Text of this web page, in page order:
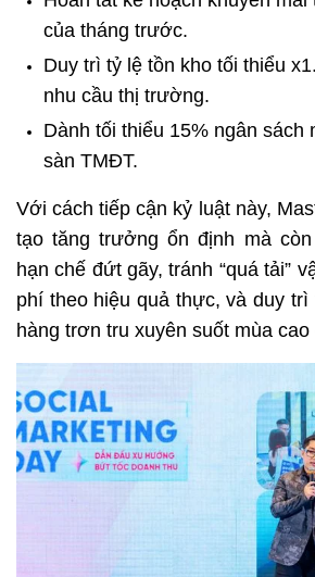
của tháng trước.
Duy trì tỷ lệ tồn kho tối thiểu
nhu cầu thị trường.
Dành tối thiểu 15% ngân sách
sàn TMĐT.
Với cách tiếp cận kỷ luật này,
tạo tăng trưởng ổn định mà
hạn chế đứt gãy, tránh “quá tải”
phí theo hiệu quả thực, và duy trì
hàng trơn tru xuyên suốt mùa cao